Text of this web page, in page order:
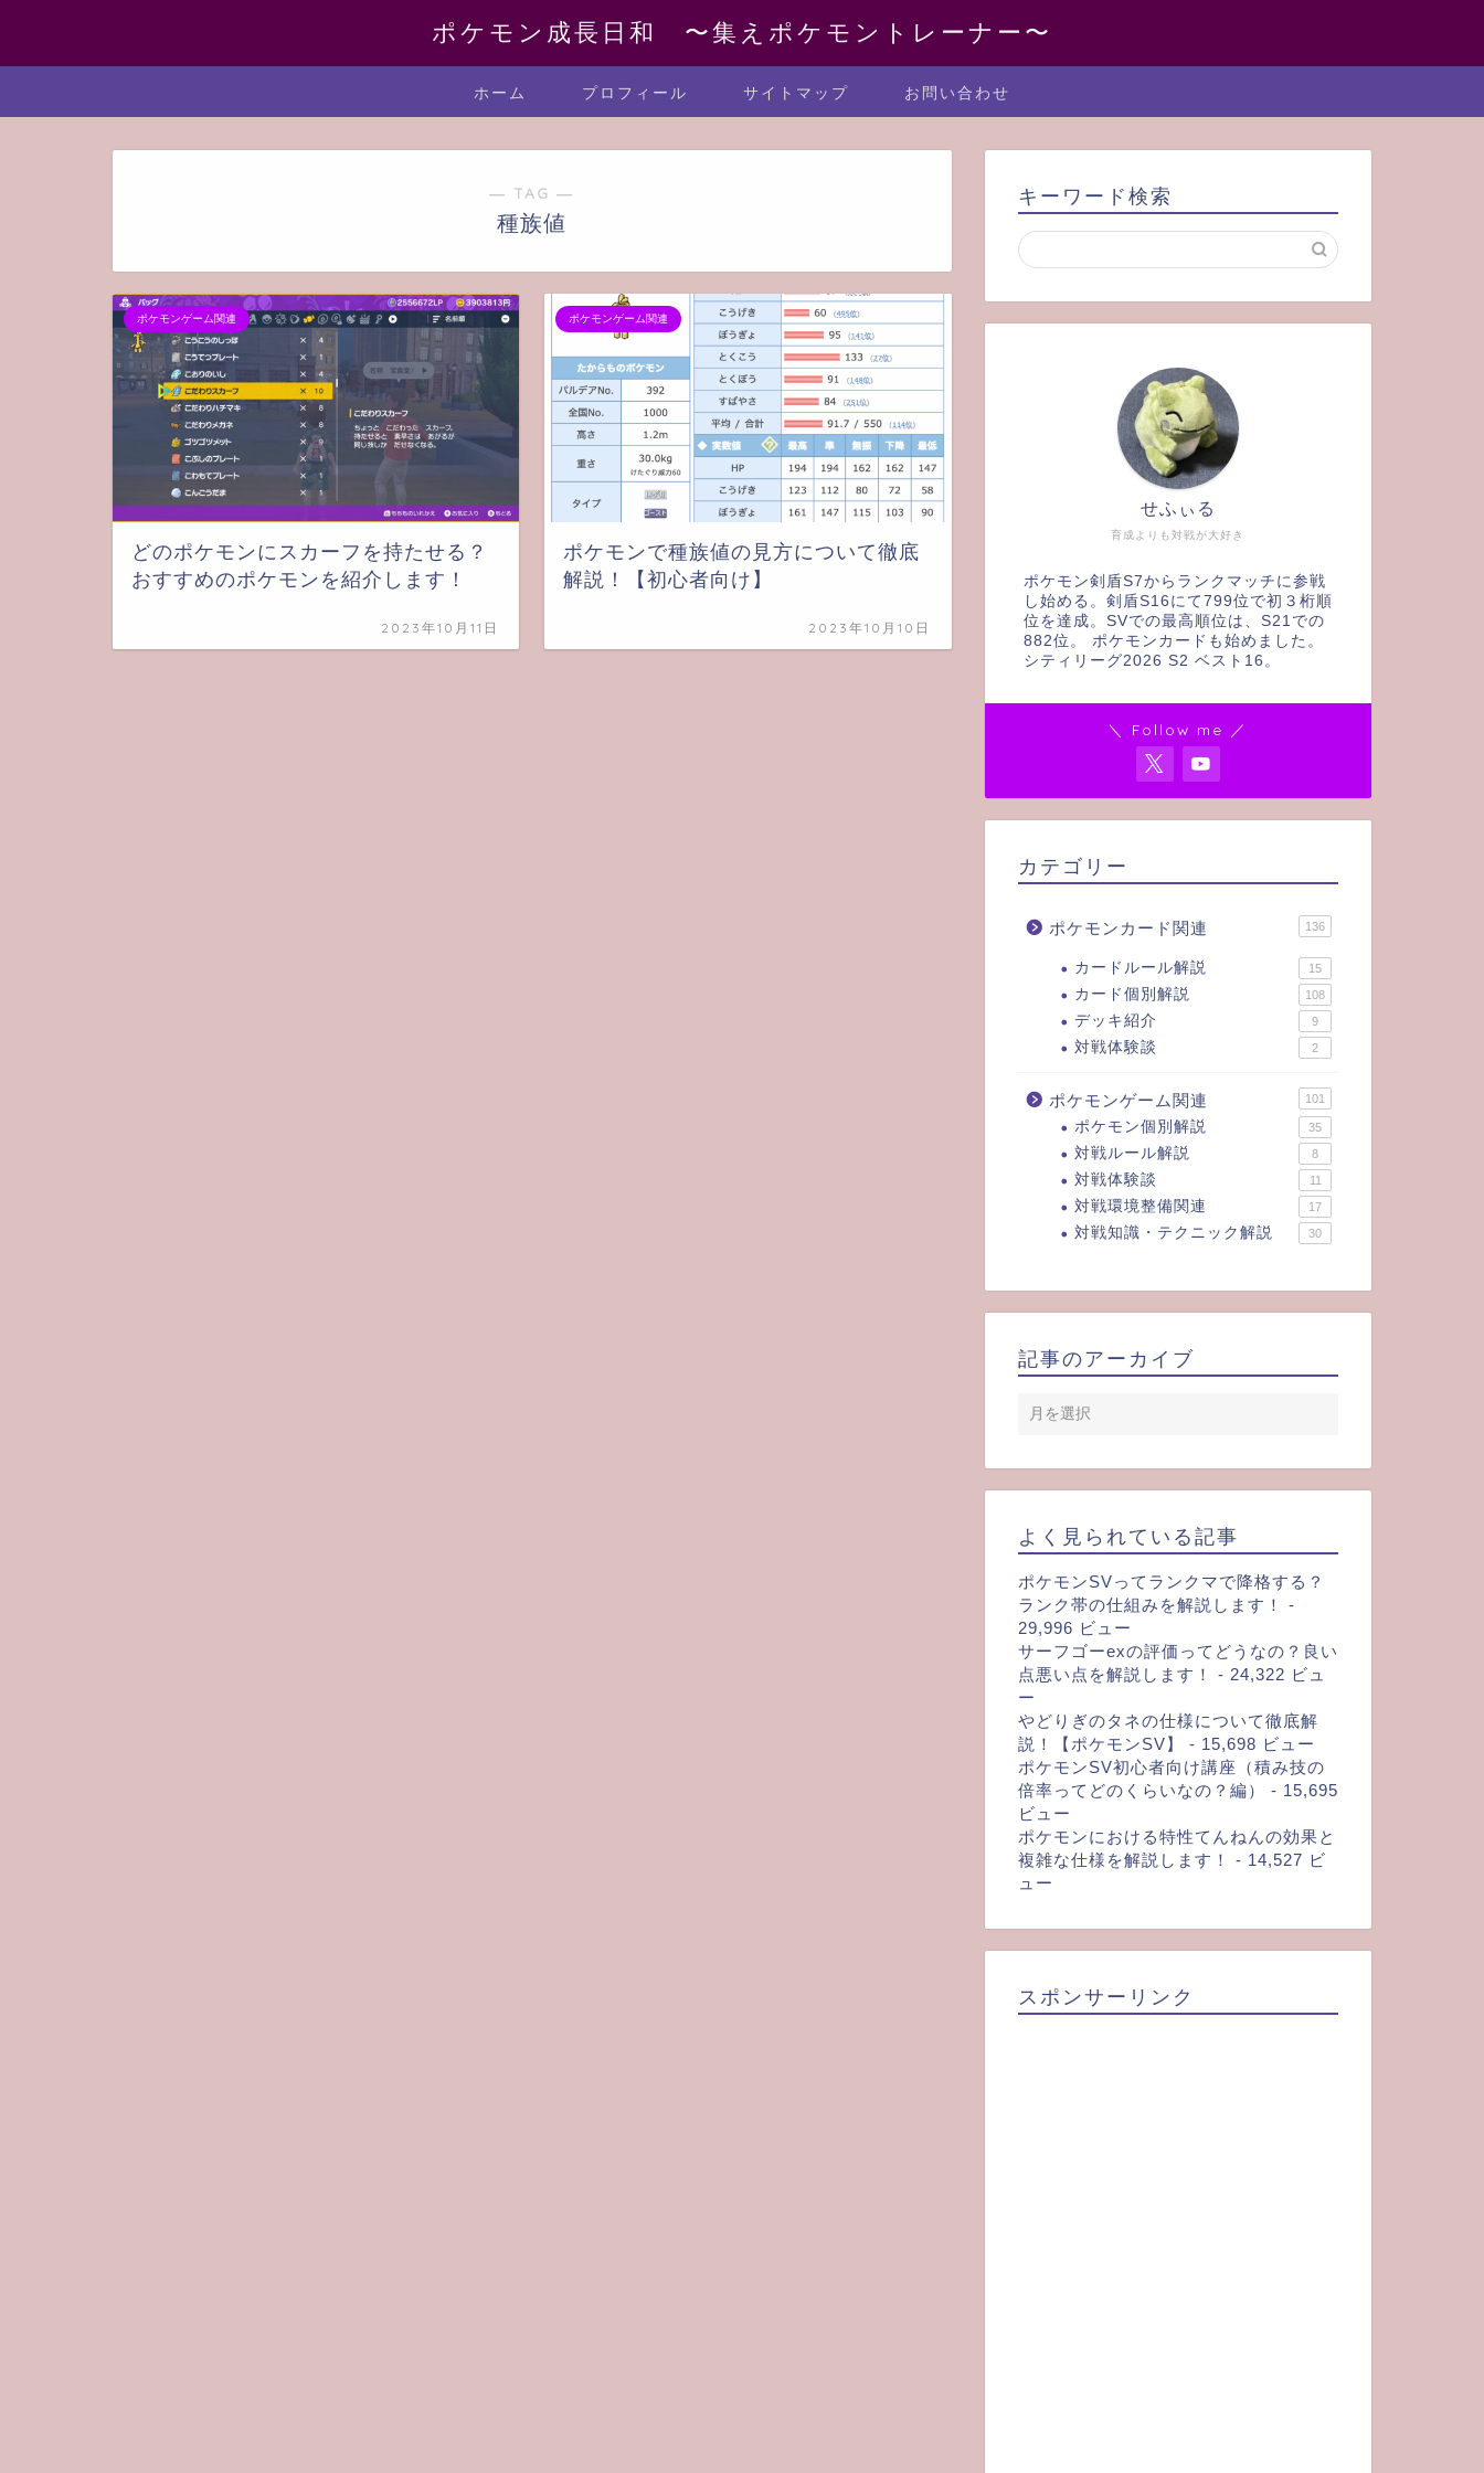
ポケモン成長日和 〜集えポケモントレーナー〜
ホーム プロフィール サイトマップ お問い合わせ
― TAG ―
種族値
ポケモンゲーム関連
どのポケモンにスカーフを持たせる？
おすすめのポケモンを紹介します！
2023年10月11日
ポケモンゲーム関連
ポケモンで種族値の見方について徹底
解説！【初心者向け】
2023年10月10日
キーワード検索
育成よりも対戦が大好き
せふぃる
ポケモン剣盾S7からランクマッチに参戦
し始める。剣盾S16にて799位で初３桁順
位を達成。SVでの最高順位は、S21での
882位。 ポケモンカードも始めました。
シティリーグ2026 S2 ベスト16。
＼ Follow me ／
カテゴリー
ポケモンカード関連 136
カードルール解説 15
カード個別解説 108
デッキ紹介 9
対戦体験談 2
ポケモンゲーム関連 101
ポケモン個別解説 35
対戦ルール解説 8
対戦体験談 11
対戦環境整備関連 17
対戦知識・テクニック解説 30
記事のアーカイブ
よく見られている記事
ポケモンSVってランクマで降格する？
ランク帯の仕組みを解説します！
-
29,996 ビュー
サーフゴーexの評価ってどうなの？良い
点悪い点を解説します！
- 24,322 ビュ
ー
やどりぎのタネの仕様について徹底解
説！【ポケモンSV】
- 15,698 ビュー
ポケモンSV初心者向け講座（積み技の
倍率ってどのくらいなの？編）
- 15,695
ビュー
ポケモンにおける特性てんねんの効果と
複雑な仕様を解説します！
- 14,527 ビ
ュー
スポンサーリンク